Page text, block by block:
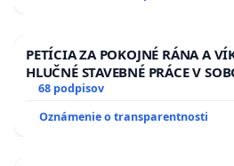
PETÍCIA ZA POKOJNÉ RÁNA A
HLUČNÉ STAVEBNÉ PRÁCE V
13.00 HOD., CEZ PRACOVNÝ
ĎUMBIERSKEJ/MAGU
68 podpisov
Oznámenie o transparentnosti